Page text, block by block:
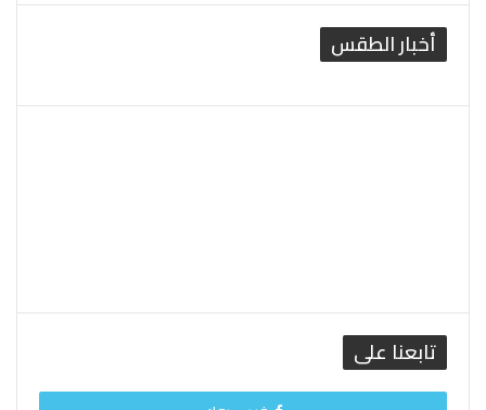
أخبار الطقس
تابعنا على